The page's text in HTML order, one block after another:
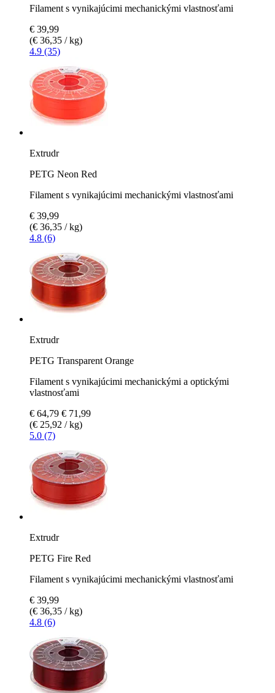
Filament s vynikajúcimi mechanickými vlastnosťami
€ 39,99
(€ 36,35 / kg)
4.9 (35)
Extrudr
PETG Neon Red
Filament s vynikajúcimi mechanickými vlastnosťami
€ 39,99
(€ 36,35 / kg)
4.8 (6)
Extrudr
PETG Transparent Orange
Filament s vynikajúcimi mechanickými a optickými
vlastnosťami
€ 64,79 € 71,99
(€ 25,92 / kg)
5.0 (7)
Extrudr
PETG Fire Red
Filament s vynikajúcimi mechanickými vlastnosťami
€ 39,99
(€ 36,35 / kg)
4.8 (6)